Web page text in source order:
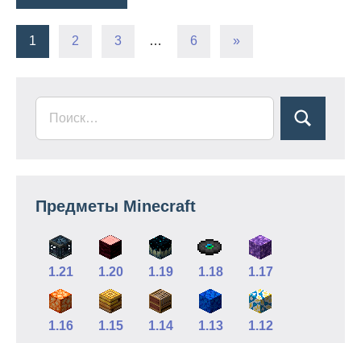
Пагинация
1 2 3 … 6
Следующие
»
Предметы Minecraft
1.21 1.20 1.19 1.18 1.17
1.16 1.15 1.14 1.13 1.12